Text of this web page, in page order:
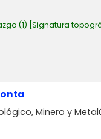
(1) Signatura
Minero y